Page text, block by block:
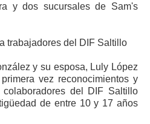
y dos sucursales de Sam's
trabajadores del DIF Saltillo
y su esposa, Luly López
vez reconocimientos y
del DIF Saltillo
de entre 10 y 17 años